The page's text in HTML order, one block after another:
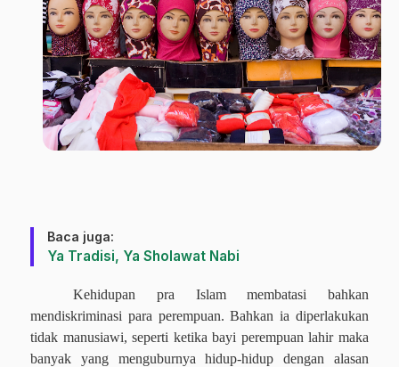
Baca juga:
Ya Tradisi, Ya Sholawat Nabi
Kehidupan pra Islam membatasi bahkan
mendiskriminasi para perempuan. Bahkan ia diperlakukan
tidak manusiawi, seperti ketika bayi perempuan lahir maka
banyak yang menguburnya hidup-hidup dengan alasan